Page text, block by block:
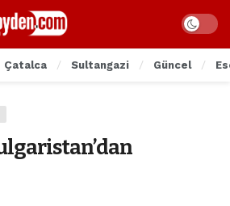
Çatalca Sultangazi Güncel